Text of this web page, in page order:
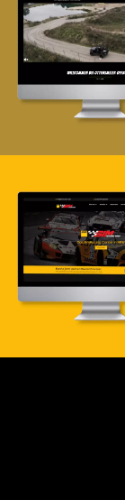
Webdesign & -
Webdesign & -